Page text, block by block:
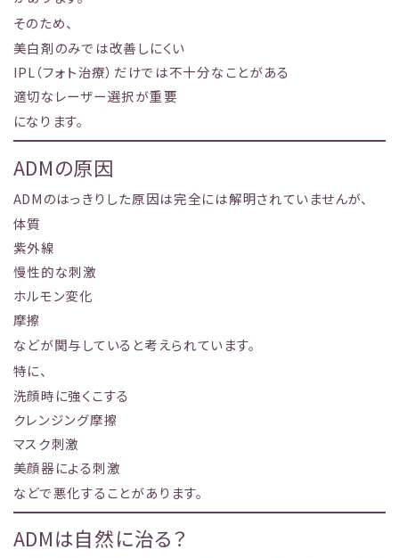
そのため、
美白剤のみでは改善しにくい
IPL（フォト治療）だけでは不十分なことがある
適切なレーザー選択が重要
になります。
ADMの原因
ADMのはっきりした原因は完全には解明されていませんが、
体質
紫外線
慢性的な刺激
ホルモン変化
摩擦
などが関与していると考えられています。
特に、
洗顔時に強くこする
クレンジング摩擦
マスク刺激
美顔器による刺激
などで悪化することがあります。
ADMは自然に治る？